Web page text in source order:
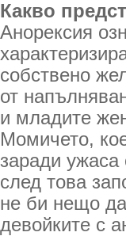
Какво
Анорексия
собствено
от
и младите
Момичето,
заради ужаса
след това
не би нещо да
девойките с